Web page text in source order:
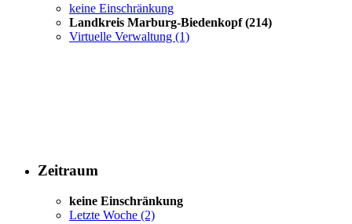
keine Einschränkung
Landkreis Marburg-Biedenkopf(214)
Virtuelle Verwaltung (1)
Zeitraum
keine Einschränkung
Letzte Woche (2)